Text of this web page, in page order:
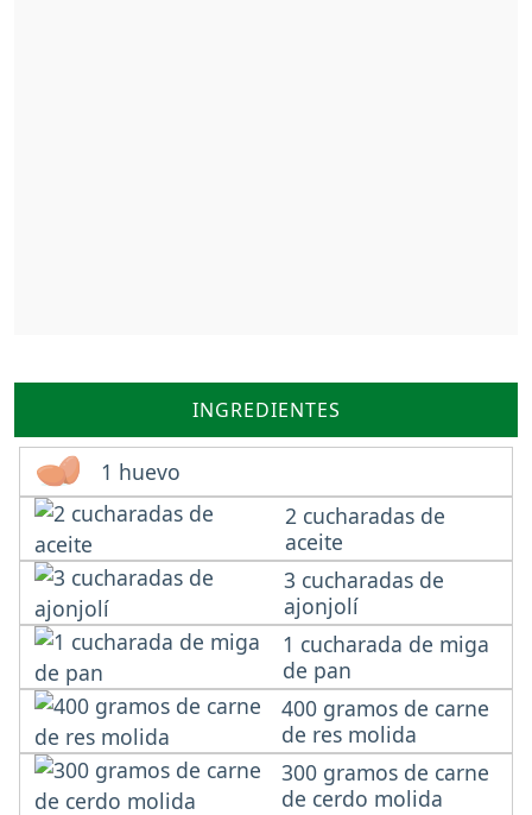
INGREDIENTES
1 huevo
2 cucharadas de
aceite
3 cucharadas de
ajonjolí
1 cucharada de miga
de pan
400 gramos de carne
de res molida
300 gramos de carne
de cerdo molida